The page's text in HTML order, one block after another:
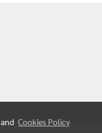
andCookies Policy